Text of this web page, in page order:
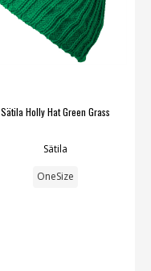
Sätila Holly Hat Green Grass
Sätila
OneSize